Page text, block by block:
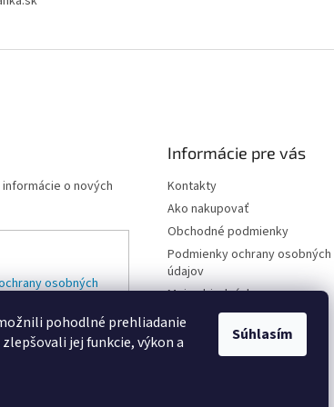
pohodlné prehliadanie
jej funkcie, výkon a
Súhlasím
o nových
osobných
Informácie pre vás
Kontakty
Ako nakupovať
Obchodné podmienky
Podmienky ochrany osobných
údajov
Moja objednávka